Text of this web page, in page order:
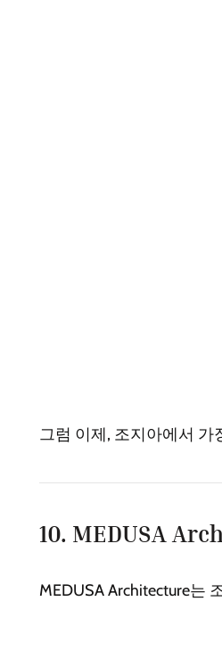
그럼 이제, 조지아에서
10. MEDUSA
MEDUSA Architecture는